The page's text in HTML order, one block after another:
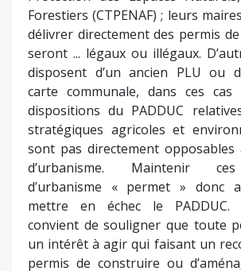
Forestiers (CTPENAF) ; leurs
délivrer directement des permis
seront ... légaux ou illégaux.
disposent d’un ancien PLU ou
carte communale, dans ces
dispositions du PADDUC
stratégiques agricoles et
sont pas directement opposables
d’urbanisme. Maintenir
d’urbanisme « permet » donc
mettre en échec le PADDUC.
convient de souligner que toute
un intérêt à agir qui faisant un
permis de construire ou